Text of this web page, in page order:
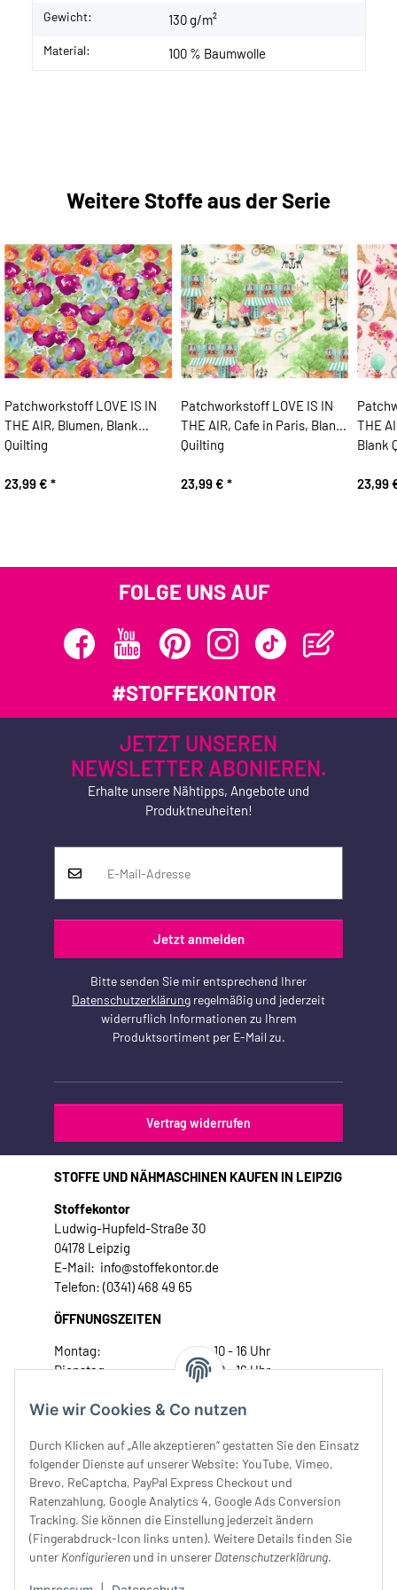
Wie wir Cookies & Co nutzen
Durch Klicken auf „Alle akzeptieren“ gestatten Sie den Einsatz
folgender Dienste auf unserer Website: YouTube, Vimeo,
Brevo, ReCaptcha, PayPal Express Checkout und
Ratenzahlung, Google Analytics 4, Google Ads Conversion
Tracking. Sie können die Einstellung jederzeit ändern
(Fingerabdruck-Icon links unten). Weitere Details finden Sie
unter Konfigurieren und in unserer Datenschutzerklärung.
Gewicht: 130 g/m²
Material: 100 % Baumwolle
Weitere Stoffe aus der Serie
Patchworkstoff LOVE IS IN
THE AIR, Blumen, Blank
Quilting
23,99 € *
Patchworkstoff LOVE IS IN
THE AIR, Cafe in Paris, Blank
Quilting
23,99 € *
THE
Blank
23,99
FOLGE UNS AUF
#STOFFEKONTOR
JETZT UNSEREN
NEWSLETTER ABONIEREN.
Erhalte unsere Nähtipps, Angebote und
Produktneuheiten!
Jetzt anmelden
Bitte senden Sie mir entsprechend Ihrer
Datenschutzerklärung regelmäßig und jederzeit
widerruflich Informationen zu Ihrem
Produktsortiment per E-Mail zu.
Vertrag widerrufen
STOFFE UND NÄHMASCHINEN KAUFEN IN LEIPZIG
Stoffekontor
Ludwig-Hupfeld-Straße 30
04178 Leipzig
E-Mail: info@stoffekontor.de
Telefon: (0341) 468 49 65
ÖFFNUNGSZEITEN
Montag:
10 - 16 Uhr
Dienstag:
10 - 16 Uhr
Donnerstag:
10 - 18 Uhr
Samstag:
10 - 14 Uhr
Unser Service
Rechtliches